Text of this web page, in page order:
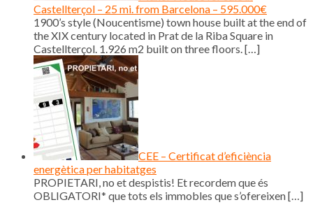
Castellterçol – 25 mi. from Barcelona – 595.000€
1900’s style (Noucentisme) town house built at the end of
the XIX century located in Prat de la Riba Square in
Castellterçol. 1.926 m2 built on three floors.[…]
CEE – Certificat d’eficiència
energètica per habitatges
PROPIETARI, no et despistis! Et recordem que és
OBLIGATORI* que tots els immobles que s’ofereixen[…]